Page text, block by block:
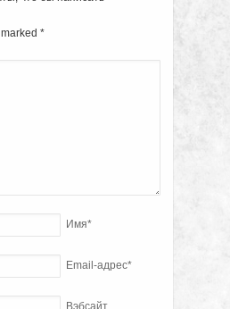
*
Имя*
Email-адрес*
Вэбсайт